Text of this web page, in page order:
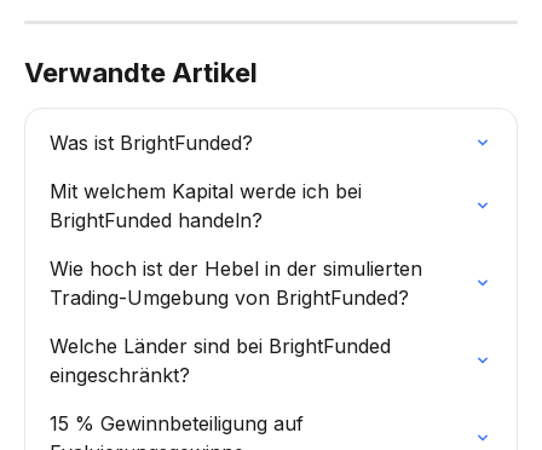
Verwandte Artikel
Was ist BrightFunded?
Mit welchem Kapital werde ich bei
BrightFunded handeln?
Wie hoch ist der Hebel in der simulierten
Trading-Umgebung von BrightFunded?
Welche Länder sind bei BrightFunded
eingeschränkt?
15 % Gewinnbeteiligung auf